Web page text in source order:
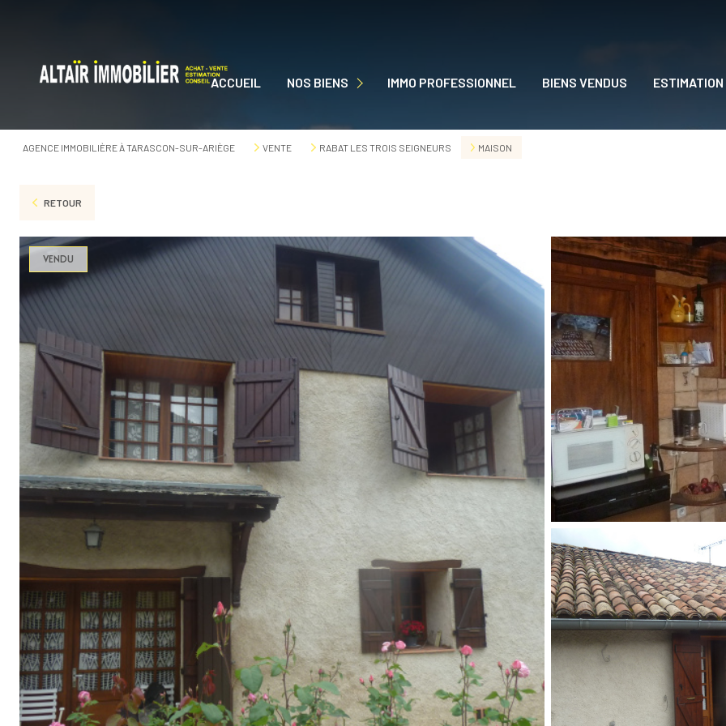
ACCUEIL NOS BIENS IMMO PROFESSIONNEL BIENS VENDUS ESTIMATION
AGENCE IMMOBILIÈRE À TARASCON-SUR-ARIÈGE VENTE RABAT LES TROIS SEIGNEURS MAISON
RETOUR
VENDU